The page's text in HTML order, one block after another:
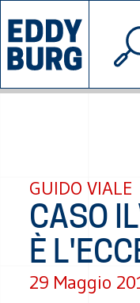
INIZIATIVE
©
GUIDO VIALE
CASO
È
29 Maggio